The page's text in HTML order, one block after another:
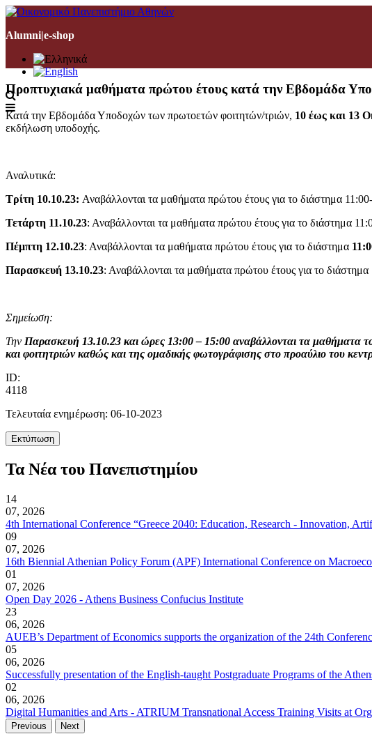
Alumni|e-shop
Προπτυχιακά μαθήματα πρώτου έτους κατά την Εβδομάδα
Κατά την Εβδομάδα Υποδοχών των πρωτοετών φοιτητών/τριών, 10 έως και 13
εκδήλωση υποδοχής.
Αναλυτικά:
Τρίτη 10.10.23: Αναβάλλονται τα μαθήματα πρώτου έτους για το διάστημα
Τετάρτη 11.10.23: Αναβάλλονται τα μαθήματα πρώτου έτους για το διάστημα
Πέμπτη 12.10.23: Αναβάλλονται τα μαθήματα πρώτου έτους για το διάστημα
Παρασκευή 13.10.23: Αναβάλλονται τα μαθήματα πρώτου έτους για το
Σημείωση:
Την Παρασκευή 13.10.23 και ώρες 13:00 – 15:00 αναβάλλονται τα μαθήματα
και φοιτητριών καθώς και της ομαδικής φωτογράφισης στο προαύλιο του
ID:
4118
Τελευταία ενημέρωση: 06-10-2023
Τα Νέα του Πανεπιστημίου
14
07, 2026
4th International Conference “Greece 2040: Education, Research - Innovation,
09
07, 2026
16th Biennial Athenian Policy Forum (APF) International Conference on
01
07, 2026
Open Day 2026 - Athens Business Confucius Institute
23
06, 2026
AUEB’s Department of Economics supports the organization of the 24th
05
06, 2026
Successfully presentation of the English-taught Postgraduate Programs of the
02
06, 2026
Digital Humanities and Arts - ATRIUM Transnational Access Training Visits at
Previous Next